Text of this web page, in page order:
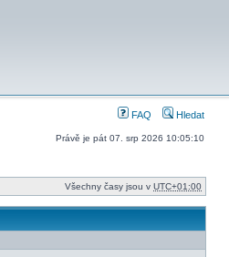
FAQ Hledat
Právě je pát 07. srp 2026 10:05:10
Všechny časy jsou v UTC+01:00